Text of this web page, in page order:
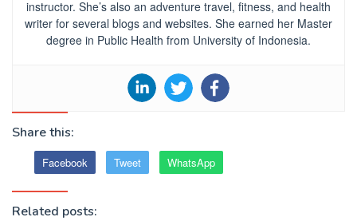
instructor. She’s also an adventure travel, fitness, and health
writer for several blogs and websites. She earned her Master
degree in Public Health from University of Indonesia.
Share this:
Facebook Tweet WhatsApp
Related posts: